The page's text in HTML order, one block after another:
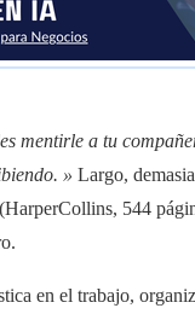
mentirle a tu
» Largo,
(HarperCollins, 544
en el trabajo,